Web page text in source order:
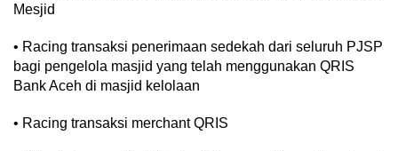
Mesjid
• Racing transaksi penerimaan sedekah dari seluruh PJSP
bagi pengelola masjid yang telah menggunakan QRIS
Bank Aceh di masjid kelolaan
• Racing transaksi merchant QRIS